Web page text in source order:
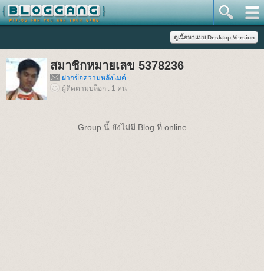
สมาชิกหมายเลข 5378236
ฝากข้อความหลังไมค์
ผู้ติดตามบล็อก : 1 คน
Group นี้ ยังไม่มี Blog ที่ online